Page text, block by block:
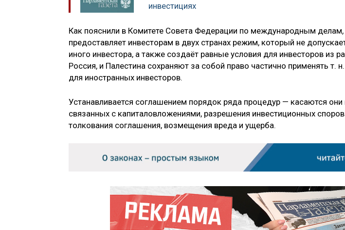
инвестициях
Как пояснили в Комитете Совета Федерации по международным
предоставляет инвесторам в двух странах режим, который не
иного инвестора, а также создаёт равные условия для инвесторов из
Россия, и Палестина сохраняют за собой право частично применять т.
для иностранных инвесторов.
Устанавливается соглашением порядок ряда процедур — касаются они
связанных с капиталовложениями, разрешения инвестиционных
толкования соглашения, возмещения вреда и ущерба.